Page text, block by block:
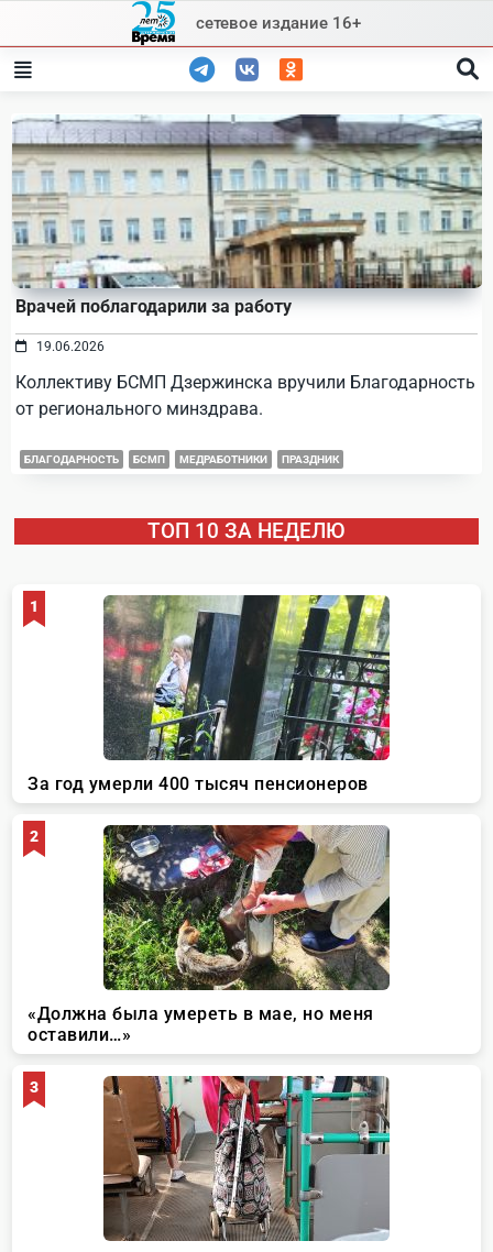
content
сетевое издание 16+
Врачей поблагодарили за работу
19.06.2026
Коллективу БСМП Дзержинска вручили Благодарность
от регионального минздрава.
БЛАГОДАРНОСТЬ БСМП МЕДРАБОТНИКИ ПРАЗДНИК
ТОП 10 ЗА НЕДЕЛЮ